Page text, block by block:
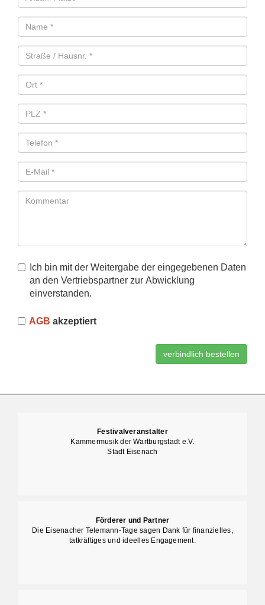
Plätze
Pflichtfeld
Name
Pflichtfeld
Straße
/
Hsnr
Pflichtfeld
Ort
PLZ
Pflichtfeld
Telefon
Pflichtfeld
E-
Mail
Kommentar
Ich bin mit der Weitergabe der eingegebenen Daten
an den Vertriebspartner zur Abwicklung
einverstanden.
AGB akzeptiert
verbindlich bestellen
Festivalveranstalter
Kammermusik der Wartburgstadt e.V.
Stadt Eisenach
Förderer und Partner
Die Eisenacher Telemann-Tage sagen Dank für finanzielles,
tatkräftiges und ideelles Engagement.